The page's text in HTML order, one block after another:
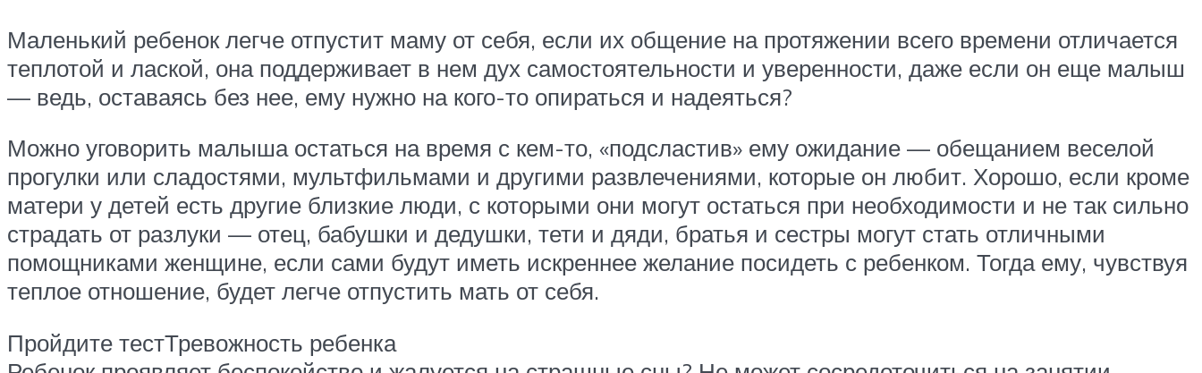
Маленький ребенок легче отпустит маму от себя, если их общение на протяжении всего времени отличается
теплотой и лаской, она поддерживает в нем дух самостоятельности и уверенности, даже если он еще малыш
— ведь, оставаясь без нее, ему нужно на кого-то опираться и надеяться?
Можно уговорить малыша остаться на время с кем-то, «подсластив» ему ожидание — обещанием веселой
прогулки или сладостями, мультфильмами и другими развлечениями, которые он любит. Хорошо, если кроме
матери у детей есть другие близкие люди, с которыми они могут остаться при необходимости и не так сильно
страдать от разлуки — отец, бабушки и дедушки, тети и дяди, братья и сестры могут стать отличными
помощниками женщине, если сами будут иметь искреннее желание посидеть с ребенком. Тогда ему, чувствуя
теплое отношение, будет легче отпустить мать от себя.
Пройдите тестТревожность ребенка